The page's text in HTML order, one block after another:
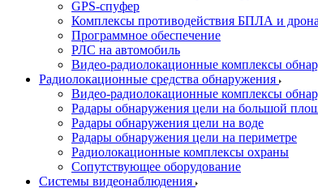
GPS-спуфер
Комплексы противодействия БПЛА и
Программное обеспечение
РЛС на автомобиль
Видео-радиолокационные комплексы
Радиолокационные средства обнаружения
Видео-радиолокационные комплексы
Радары обнаружения цели на большой
Радары обнаружения цели на воде
Радары обнаружения цели на периметре
Радиолокационные комплексы охраны
Сопутствующее оборудование
Системы видеонаблюдения